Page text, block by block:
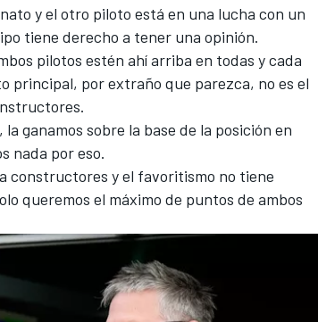
y el otro piloto está en una lucha con un
tiene derecho a tener una opinión.
pilotos estén ahí arriba en todas y cada
principal, por extraño que parezca, no es el
ganamos sobre la base de la posición en
nada por eso.
constructores y el favoritismo no tiene
queremos el máximo de puntos de ambos